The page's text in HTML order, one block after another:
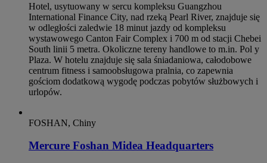
Hotel, usytuowany w sercu kompleksu Guangzhou
International Finance City, nad rzeką Pearl River, znajduje się
w odległości zaledwie 18 minut jazdy od kompleksu
wystawowego Canton Fair Complex i 700 m od stacji Chebei
South linii 5 metra. Okoliczne tereny handlowe to m.in. Pol y
Plaza. W hotelu znajduje się sala śniadaniowa, całodobowe
centrum fitness i samoobsługowa pralnia, co zapewnia
gościom dodatkową wygodę podczas pobytów służbowych i
urlopów.
FOSHAN, Chiny
Mercure Foshan Midea Headquarters